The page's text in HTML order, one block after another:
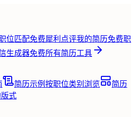
位匹配免费犀利点评我的简历免费职
生成器免费所有简历工具
简历示例按职位类别浏览
简历
式